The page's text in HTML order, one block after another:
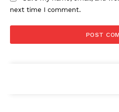
next time I comment.